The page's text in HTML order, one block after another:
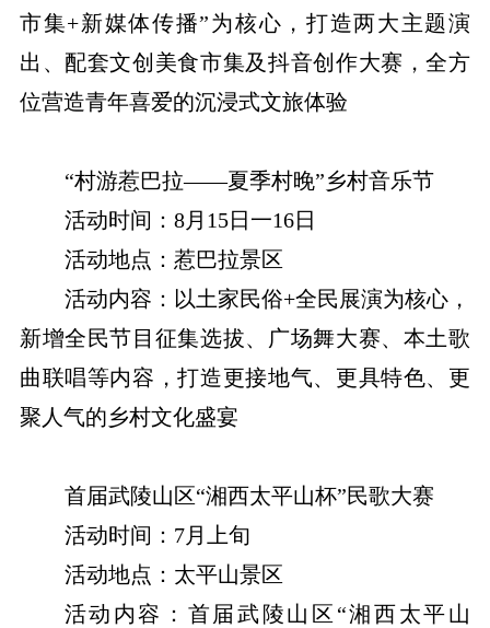
市集+新媒体传播”为核心，打造两大主题演
出、配套文创美食市集及抖音创作大赛，全方
位营造青年喜爱的沉浸式文旅体验
“村游惹巴拉——夏季村晚”乡村音乐节
活动时间：8月15日一16日
活动地点：惹巴拉景区
活动内容：以土家民俗+全民展演为核心，
新增全民节目征集选拔、广场舞大赛、本土歌
曲联唱等内容，打造更接地气、更具特色、更
聚人气的乡村文化盛宴
首届武陵山区“湘西太平山杯”民歌大赛
活动时间：7月上旬
活动地点：太平山景区
活动内容：首届武陵山区“湘西太平山